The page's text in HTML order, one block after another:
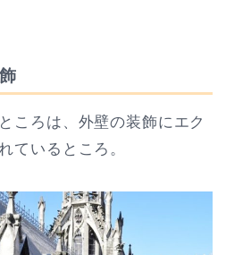
ころは、外壁の装飾にエク
ているところ。